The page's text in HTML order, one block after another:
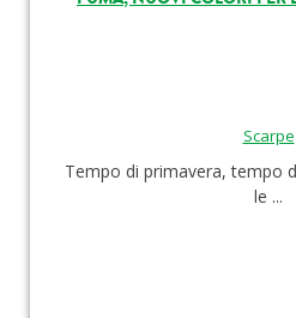
Scarpe
Tempo di primavera, tempo
le ...